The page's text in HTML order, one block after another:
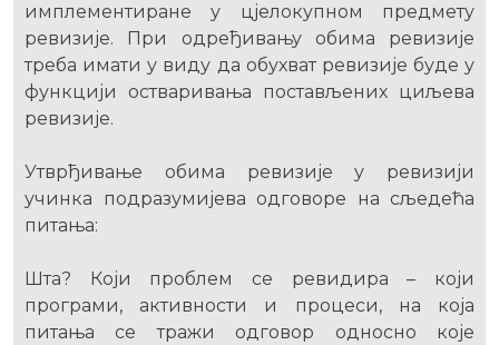
имплементиране у цјелокупном предмету
ревизије. При одређивању обима ревизије
треба имати у виду да обухват ревизије буде у
функцији остваривања постављених циљева
ревизије.
Утврђивање обима ревизије у ревизији
учинка подразумијева одговоре на сљедећа
питања:
Шта? Који проблем се ревидира – који
програми, активности и процеси, на која
питања се тражи одговор односно које